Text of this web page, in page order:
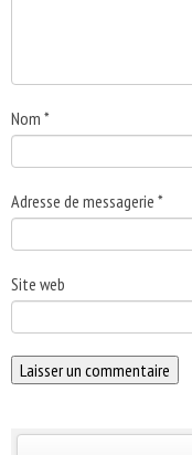
Nom *
Adresse de messagerie *
Site web